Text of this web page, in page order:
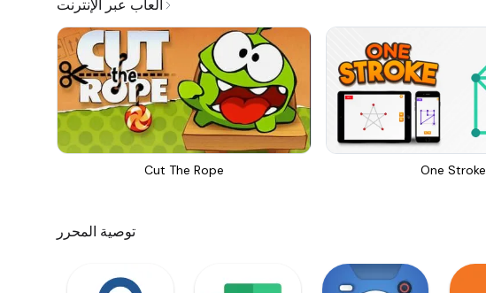
ألعاب عبر الإنترنت
Cut The Rope One Stroke
توصية المحرر